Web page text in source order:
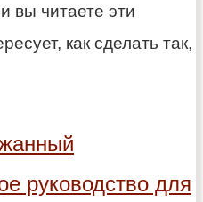
вы читаете эти
как сделать так,
руководство для